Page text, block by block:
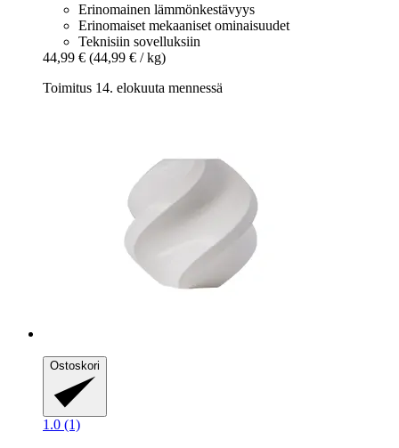
Erinomainen lämmönkestävyys
Erinomaiset mekaaniset ominaisuudet
Teknisiin sovelluksiin
44,99 € (44,99 € / kg)
Toimitus 14. elokuuta mennessä
Ostoskori
1.0 (1)